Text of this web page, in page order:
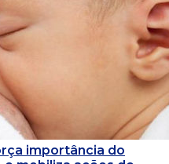
importância do